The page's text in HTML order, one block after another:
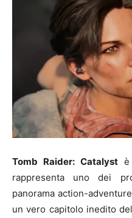
Tomb Raider: Catalyst è
rappresenta uno dei
panorama action-
un vero capitolo inedito